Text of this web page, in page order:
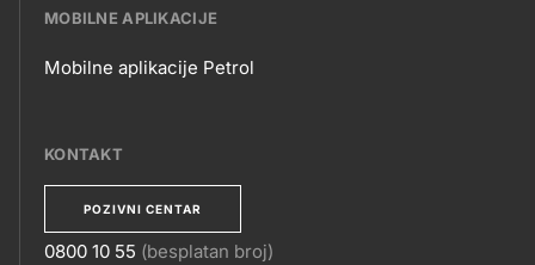
POSLOVANJE
MOBILNE APLIKACIJE
APLIKACIJE
Mobilne aplikacije Petrol
KONTAKT
POZIVNI CENTAR
0800 10 55 (besplatan broj)